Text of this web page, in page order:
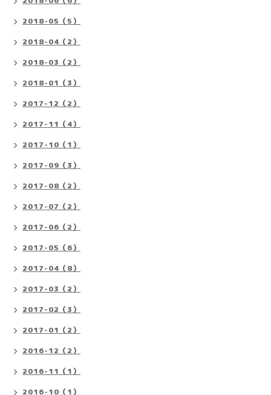
2018-05（5）
2018-04（2）
2018-03（2）
2018-01（3）
2017-12（2）
2017-11（4）
2017-10（1）
2017-09（3）
2017-08（2）
2017-07（2）
2017-06（2）
2017-05（6）
2017-04（8）
2017-03（2）
2017-02（3）
2017-01（2）
2016-12（2）
2016-11（1）
2016-10（1）